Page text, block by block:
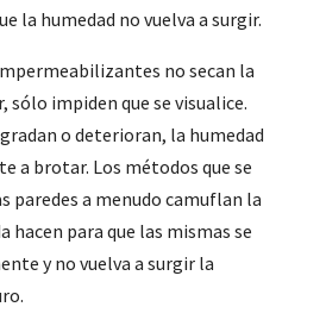
la humedad no vuelva a surgir.
no secan la
sólo impiden que se visualice.
o deterioran, la humedad
a brotar. Los métodos que se
paredes a menudo camuflan la
hacen para que las mismas se
y no vuelva a surgir la